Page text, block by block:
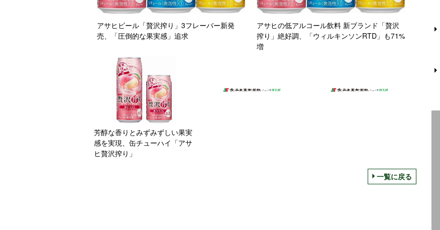
アサヒビール「贅沢搾り」3フレーバー新発
売、「圧倒的な果実感」追求
アサヒの低アルコール飲料 新ブランド「贅沢
搾り」絶好調、「ウィルキンソンRTD」も71%
増
芳醇な香りとみずみずしい果実
感を実現、缶チューハイ「アサ
ヒ贅沢搾り」
一覧に戻る